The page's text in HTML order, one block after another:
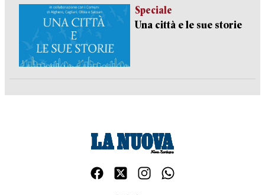
Speciale
Una città e le sue storie